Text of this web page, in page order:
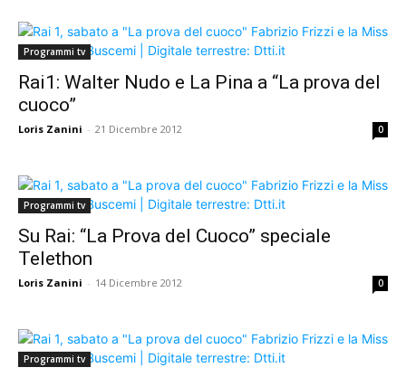
Programmi tv
Rai1: Walter Nudo e La Pina a “La prova del
cuoco”
Loris Zanini - 21 Dicembre 2012 0
Programmi tv
Su Rai: “La Prova del Cuoco” speciale
Telethon
Loris Zanini - 14 Dicembre 2012 0
Programmi tv